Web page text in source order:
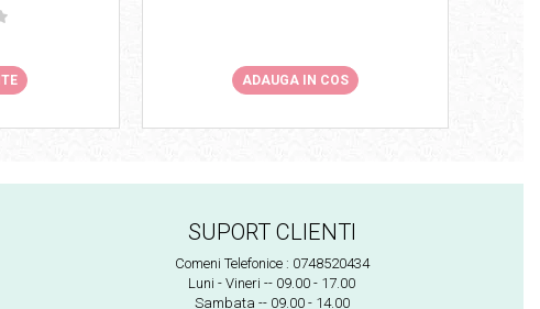
ADAUGA IN COS
SUPORT CLIENTI
Comeni Telefonice : 0748520434
Luni - Vineri -- 09.00 - 17.00
Sambata -- 09.00 - 14.00